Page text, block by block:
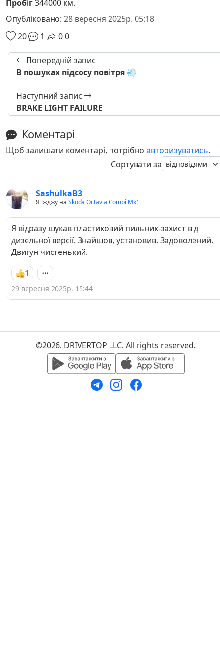
Пробіг344000 км.
Опубліковано: 28 вересня 2025р. 05:18
20
1 00
Попередній запис
В пошуках підсосу повітря 💨
Наступний запис
BRAKE LIGHT FAILURE
Коментарі
Щоб залишати коментарі, потрібно авторизуватись.
Сортувати за
SashulkaB3
Я їжджу на Skoda Octavia Combi Mk1
Я відразу шукав пластиковий пильник-захист від
дизельної версії. Знайшов, установив. Задоволений.
Двигун чистенький.
1
29 вересня 2025р. 15:44
©2026. DRIVERTOP LLC. All rights reserved.